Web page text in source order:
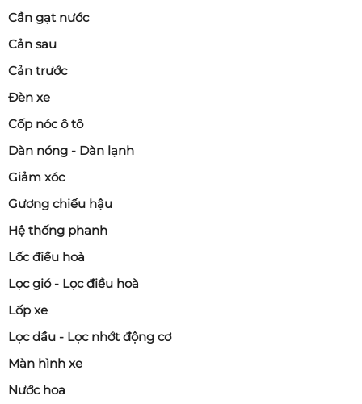
Cần gạt nước
Cản sau
Cản trước
Đèn xe
Cốp nóc ô tô
Dàn nóng - Dàn lạnh
Giảm xóc
Gương chiếu hậu
Hệ thống phanh
Lốc điều hoà
Lọc gió - Lọc điều hoà
Lốp xe
Lọc dầu - Lọc nhớt động cơ
Màn hình xe
Nước hoa